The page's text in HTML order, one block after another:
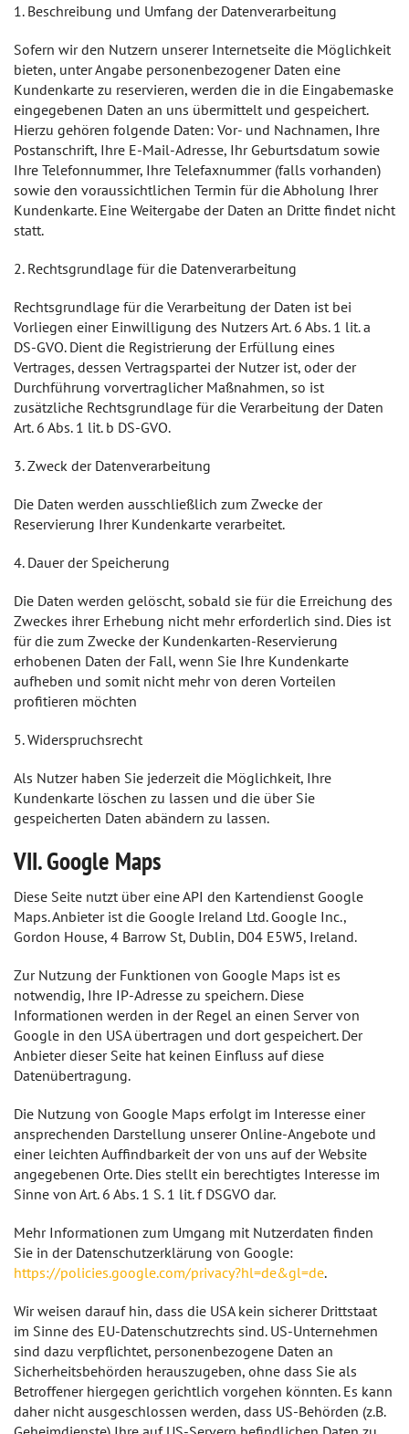
1. Beschreibung und Umfang der Datenverarbeitung
Sofern wir den Nutzern unserer Internetseite die Möglichkeit
bieten, unter Angabe personenbezogener Daten eine
Kundenkarte zu reservieren, werden die in die Eingabemaske
eingegebenen Daten an uns übermittelt und gespeichert.
Hierzu gehören folgende Daten: Vor- und Nachnamen, Ihre
Postanschrift, Ihre E-Mail-Adresse, Ihr Geburtsdatum sowie
Ihre Telefonnummer, Ihre Telefaxnummer (falls vorhanden)
sowie den voraussichtlichen Termin für die Abholung Ihrer
Kundenkarte. Eine Weitergabe der Daten an Dritte findet nicht
statt.
2. Rechtsgrundlage für die Datenverarbeitung
Rechtsgrundlage für die Verarbeitung der Daten ist bei
Vorliegen einer Einwilligung des Nutzers Art. 6 Abs. 1 lit. a
DS-GVO. Dient die Registrierung der Erfüllung eines
Vertrages, dessen Vertragspartei der Nutzer ist, oder der
Durchführung vorvertraglicher Maßnahmen, so ist
zusätzliche Rechtsgrundlage für die Verarbeitung der Daten
Art. 6 Abs. 1 lit. b DS-GVO.
3. Zweck der Datenverarbeitung
Die Daten werden ausschließlich zum Zwecke der
Reservierung Ihrer Kundenkarte verarbeitet.
4. Dauer der Speicherung
Die Daten werden gelöscht, sobald sie für die Erreichung des
Zweckes ihrer Erhebung nicht mehr erforderlich sind. Dies ist
für die zum Zwecke der Kundenkarten-Reservierung
erhobenen Daten der Fall, wenn Sie Ihre Kundenkarte
aufheben und somit nicht mehr von deren Vorteilen
profitieren möchten
5. Widerspruchsrecht
Als Nutzer haben Sie jederzeit die Möglichkeit, Ihre
Kundenkarte löschen zu lassen und die über Sie
gespeicherten Daten abändern zu lassen.
VII. Google Maps
Diese Seite nutzt über eine API den Kartendienst Google
Maps. Anbieter ist die Google Ireland Ltd. Google Inc.,
Gordon House, 4 Barrow St, Dublin, D04 E5W5, Ireland.
Zur Nutzung der Funktionen von Google Maps ist es
notwendig, Ihre IP-Adresse zu speichern. Diese
Informationen werden in der Regel an einen Server von
Google in den USA übertragen und dort gespeichert. Der
Anbieter dieser Seite hat keinen Einfluss auf diese
Datenübertragung.
Die Nutzung von Google Maps erfolgt im Interesse einer
ansprechenden Darstellung unserer Online-Angebote und
einer leichten Auffindbarkeit der von uns auf der Website
angegebenen Orte. Dies stellt ein berechtigtes Interesse im
Sinne von Art. 6 Abs. 1 S. 1 lit. f DSGVO dar.
Mehr Informationen zum Umgang mit Nutzerdaten finden
Sie in der Datenschutzerklärung von Google:
https://policies.google.com/privacy?hl=de&gl=de.
Wir weisen darauf hin, dass die USA kein sicherer Drittstaat
im Sinne des EU-Datenschutzrechts sind. US-Unternehmen
sind dazu verpflichtet, personenbezogene Daten an
Sicherheitsbehörden herauszugeben, ohne dass Sie als
Betroffener hiergegen gerichtlich vorgehen könnten. Es kann
daher nicht ausgeschlossen werden, dass US-Behörden (z.B.